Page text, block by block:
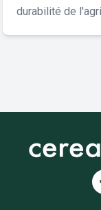
durabilité de